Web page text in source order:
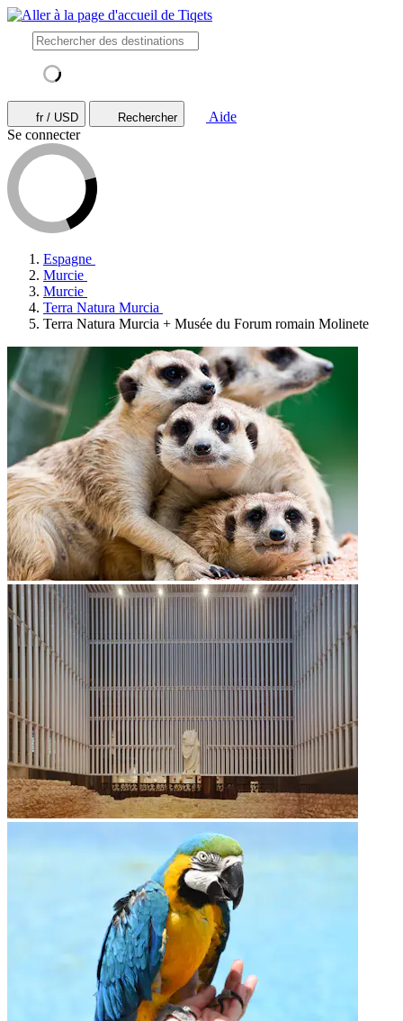
fr / USD Rechercher
Aide
Se connecter
Espagne
Murcie
Murcie
Terra Natura Murcia
Terra Natura Murcia + Musée du Forum romain Molinete